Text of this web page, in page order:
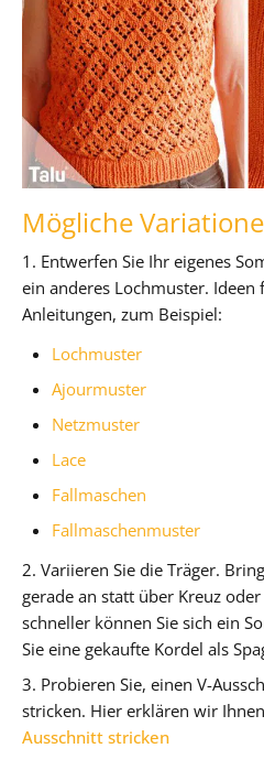
Mögliche
1. Entwerfen Sie Ihr eigenes
ein anderes Lochmuster. Ideen
Anleitungen, zum Beispiel:
Lochmuster
Ajourmuster
Netzmuster
Lace
Fallmaschen
Fallmaschenmuster
2. Variieren Sie die Träger.
gerade an statt über Kreuz
schneller können Sie sich ein
Sie eine gekaufte Kordel als
3. Probieren Sie, einen V-
stricken. Hier erklären wir
Ausschnitt stricken